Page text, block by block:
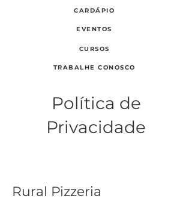
CARDÁPIO
EVENTOS
CURSOS
TRABALHE CONOSCO
Política de
Privacidade
Rural Pizzeria